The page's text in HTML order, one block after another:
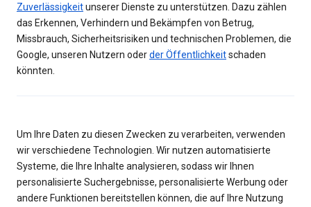
Zuverlässigkeitunserer Dienste zu unterstützen. Dazu zählen
das Erkennen, Verhindern und Bekämpfen von Betrug,
Missbrauch, Sicherheitsrisiken und technischen Problemen, die
Google, unseren Nutzern oderder Öffentlichkeitschaden
könnten.
Um Ihre Daten zu diesen Zwecken zu verarbeiten, verwenden
wir verschiedene Technologien. Wir nutzen automatisierte
Systeme, die Ihre Inhalte analysieren, sodass wir Ihnen
personalisierte Suchergebnisse, personalisierte Werbung oder
andere Funktionen bereitstellen können, die auf Ihre Nutzung